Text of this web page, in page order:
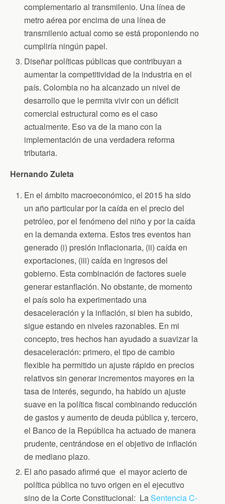
complementario al transmilenio. Una línea de
metro aérea por encima de una línea de
transmilenio actual como se está proponiendo no
cumpliría ningún papel.
Diseñar políticas públicas que contribuyan a
aumentar la competitividad de la industria en el
país. Colombia no ha alcanzado un nivel de
desarrollo que le permita vivir con un déficit
comercial estructural como es el caso
actualmente. Eso va de la mano con la
implementación de una verdadera reforma
tributaria.
Hernando Zuleta
En el ámbito macroeconómico, el 2015 ha sido
un año particular por la caída en el precio del
petróleo, por el fenómeno del niño y por la caída
en la demanda externa. Estos tres eventos han
generado (i) presión inflacionaria, (ii) caída en
exportaciones, (iii) caída en ingresos del
gobierno. Esta combinación de factores suele
generar estanflación. No obstante, de momento
el país solo ha experimentado una
desaceleración y la inflación, si bien ha subido,
sigue estando en niveles razonables. En mi
concepto, tres hechos han ayudado a suavizar la
desaceleración: primero, el tipo de cambio
flexible ha permitido un ajuste rápido en precios
relativos sin generar incrementos mayores en la
tasa de interés, segundo, ha habido un ajuste
suave en la política fiscal combinando reducción
de gastos y aumento de deuda pública y, tercero,
el Banco de la República ha actuado de manera
prudente, centrándose en el objetivo de inflación
de mediano plazo.
El año pasado afirmé que el mayor acierto de
política pública no tuvo origen en el ejecutivo
sino de la Corte Constitucional: LaSentencia C-